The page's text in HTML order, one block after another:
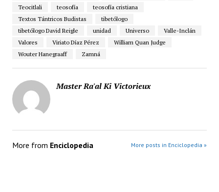
Teocitlali
teosofía
teosofía cristiana
Textos Tántricos Budistas
tibetólogo
tibetólogo David Reigle
unidad Universo
Valle-Inclán
Valores
Viriato Díaz Pérez
William Quan Judge
Wouter Hanegraaff
Zamná
Master Ra'al Ki Victorieux
More from Enciclopedia More posts in Enciclopedia »